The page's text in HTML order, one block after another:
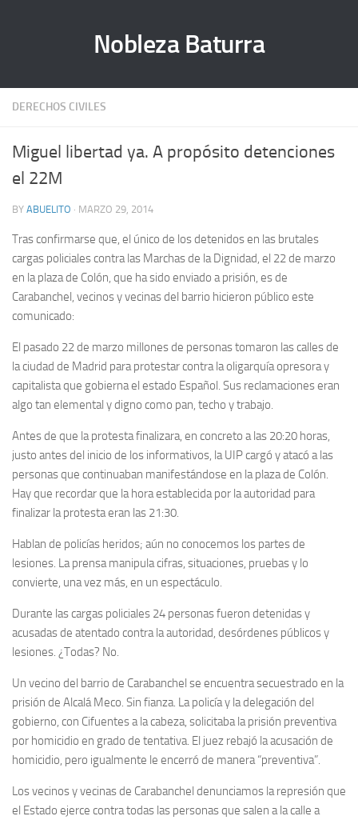
Nobleza Baturra
DERECHOS CIVILES
Miguel libertad ya. A propósito detenciones
el 22M
BY ABUELITO · MARZO 29, 2014
Tras confirmarse que, el único de los detenidos en las brutales
cargas policiales contra las Marchas de la Dignidad, el 22 de marzo
en la plaza de Colón, que ha sido enviado a prisión, es de
Carabanchel, vecinos y vecinas del barrio hicieron público este
comunicado:
El pasado 22 de marzo millones de personas tomaron las calles de
la ciudad de Madrid para protestar contra la oligarquía opresora y
capitalista que gobierna el estado Español. Sus reclamaciones eran
algo tan elemental y digno como pan, techo y trabajo.
Antes de que la protesta finalizara, en concreto a las 20:20 horas,
justo antes del inicio de los informativos, la UIP cargó y atacó a las
personas que continuaban manifestándose en la plaza de Colón.
Hay que recordar que la hora establecida por la autoridad para
finalizar la protesta eran las 21:30.
Hablan de policías heridos; aún no conocemos los partes de
lesiones. La prensa manipula cifras, situaciones, pruebas y lo
convierte, una vez más, en un espectáculo.
Durante las cargas policiales 24 personas fueron detenidas y
acusadas de atentado contra la autoridad, desórdenes públicos y
lesiones. ¿Todas? No.
Un vecino del barrio de Carabanchel se encuentra secuestrado en la
prisión de Alcalá Meco. Sin fianza. La policía y la delegación del
gobierno, con Cifuentes a la cabeza, solicitaba la prisión preventiva
por homicidio en grado de tentativa. El juez rebajó la acusación de
homicidio, pero igualmente le encerró de manera “preventiva”.
Los vecinos y vecinas de Carabanchel denunciamos la represión que
el Estado ejerce contra todas las personas que salen a la calle a